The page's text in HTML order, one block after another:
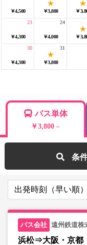
￥4,500 ￥3,800 ￥
￥4,300
23
￥4,000
24
￥
￥4,300
30
￥3,800
31
バス単体
￥3,800 ～
条
遠州鉄道株
浜松⇒大阪・京都